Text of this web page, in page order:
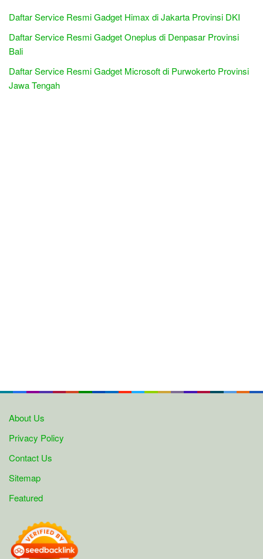
Daftar Service Resmi Gadget Himax di Jakarta Provinsi DKI
Daftar Service Resmi Gadget Oneplus di Denpasar Provinsi
Bali
Daftar Service Resmi Gadget Microsoft di Purwokerto Provinsi
Jawa Tengah
About Us
Privacy Policy
Contact Us
Sitemap
Featured